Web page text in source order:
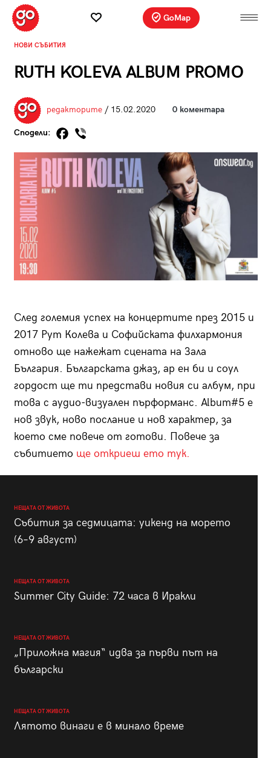
GoMap
НОВИ СЪБИТИЯ
RUTH KOLEVA ALBUM PROMO
редакторите/ 15.02.2020 0 коментара
Сподели:
След големия успех на концертите през 2015 и
2017 Рут Колева и Софийската филхармония
отново ще нажежат сцената на Зала
България. Българската джаз, ар ен би и соул
гордост ще ти представи новия си албум, при
това с аудио-визуален пърформанс. Album#5 е
нов звук, ново послание и нов характер, за
което сме повече от готови. Повече за
събитието ще откриеш ето тук.
НЕЩАТА ОТ ЖИВОТА
Събития за седмицата: уикенд на морето
(6–9 август)
НЕЩАТА ОТ ЖИВОТА
Summer City Guide: 72 часа в Иракли
НЕЩАТА ОТ ЖИВОТА
„Приложна магия“ идва за първи път на
български
НЕЩАТА ОТ ЖИВОТА
Лятото винаги е в минало време